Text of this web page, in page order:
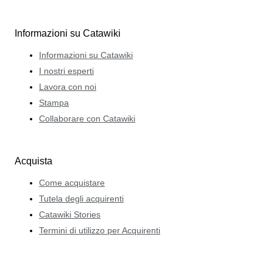
Informazioni su Catawiki
Informazioni su Catawiki
I nostri esperti
Lavora con noi
Stampa
Collaborare con Catawiki
Acquista
Come acquistare
Tutela degli acquirenti
Catawiki Stories
Termini di utilizzo per Acquirenti